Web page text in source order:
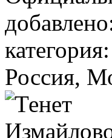
категория:
Россия,